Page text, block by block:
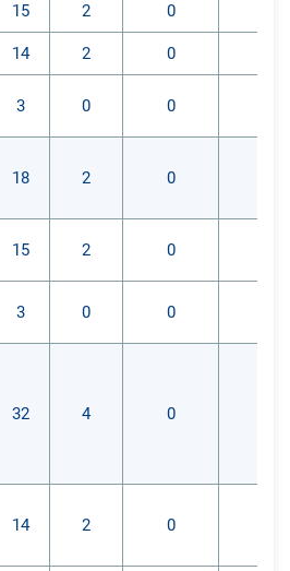
15 2 0
14 2 0
3 0 0
18 2 0
15 2 0
3 0 0
32 4 0
14 2 0